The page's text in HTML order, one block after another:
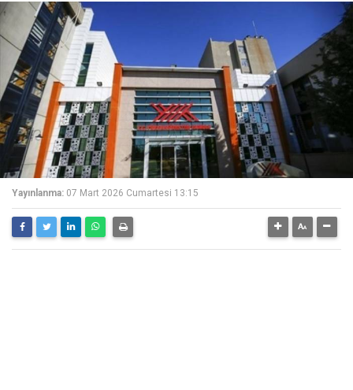
Yayınlanma: 07 Mart 2026 Cumartesi 13:15